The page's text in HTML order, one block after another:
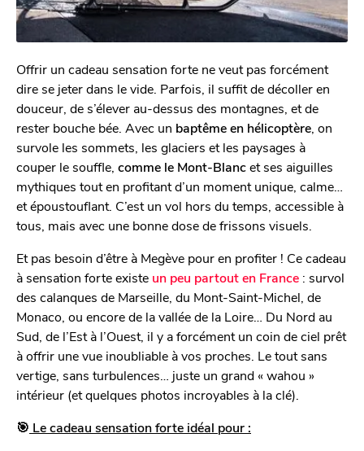
Offrir un cadeau sensation forte ne veut pas forcément
dire se jeter dans le vide. Parfois, il suffit de décoller en
douceur, de s’élever au-dessus des montagnes, et de
rester bouche bée. Avec un baptême en hélicoptère , on
survole les sommets, les glaciers et les paysages à
couper le souffle, comme le Mont-Blancet ses aiguilles
mythiques tout en profitant d’un moment unique, calme…
et époustouflant. C’est un vol hors du temps, accessible à
tous, mais avec une bonne dose de frissons visuels.
Et pas besoin d’être à Megève pour en profiter ! Ce cadeau
à sensation forte existe un peu partout en France : survol
des calanques de Marseille, du Mont-Saint-Michel, de
Monaco, ou encore de la vallée de la Loire… Du Nord au
Sud, de l’Est à l’Ouest, il y a forcément un coin de ciel prêt
à offrir une vue inoubliable à vos proches. Le tout sans
vertige, sans turbulences… juste un grand « wahou »
intérieur (et quelques photos incroyables à la clé).
🎯 Le cadeau sensation forte idéal pour :